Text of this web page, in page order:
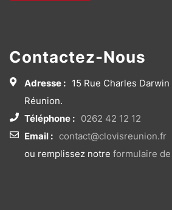
Contactez-Nous
Adresse : 15 Rue Charles
Réunion.
Téléphone : 0262 42 12 12
Email : contact@clovisreunion.fr
ou remplissez notre formulaire